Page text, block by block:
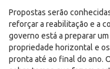
Propostas serão
reforçar a reabilitação e a
governo está a preparar
propriedade horizontal e
pronta até ao final do ano.